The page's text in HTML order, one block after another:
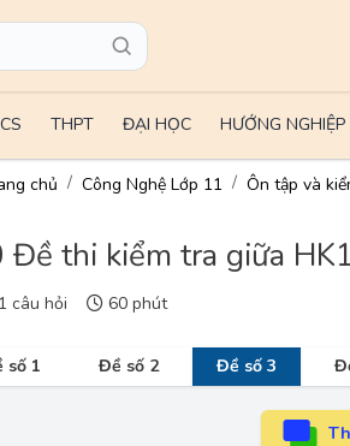
THPT ĐẠI HỌC HƯỚNG NGHIỆP
chủ Công Nghệ Lớp 11 Ôn tập và
Đề thi kiểm tra giữa
câu hỏi 60 phút
số 1 Đề số 2 Đề số 3